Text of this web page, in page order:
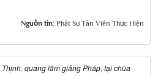
Nguồn tin: Phật Sự Tản Viên Thực Hiện
Thịnh, quang lâm giảng Pháp, tại chùa